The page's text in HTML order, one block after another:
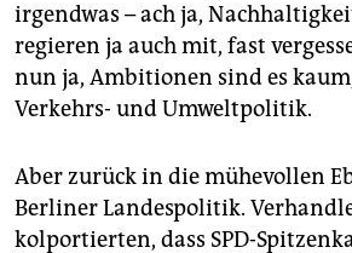
irgendwas – ach ja,
regieren ja auch mit, fast
nun ja, Ambitionen sind es
Verkehrs- und Umweltpolitik.
Aber zurück in die mühevollen
Berliner Landespolitik.
kolportierten, dass SPD-